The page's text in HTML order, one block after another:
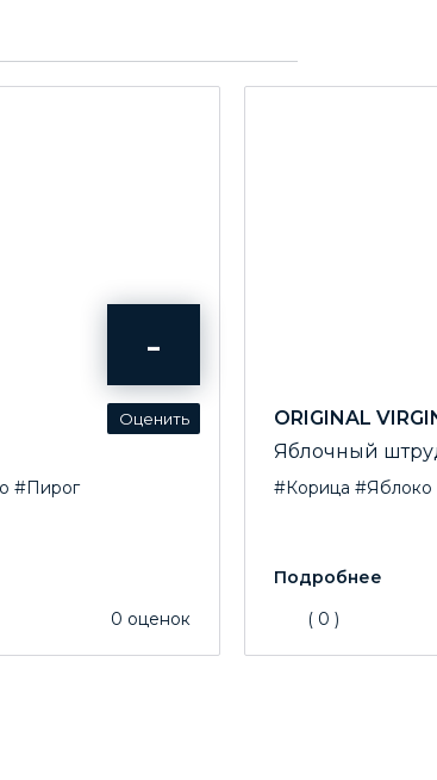
-
#Пирог
0 оценок
ORIGINAL
Яблочный
#Корица #Яблоко
( 0 )